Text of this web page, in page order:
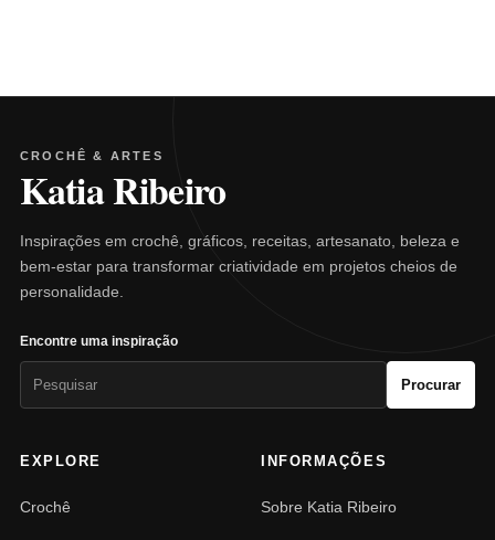
CROCHÊ & ARTES
Katia Ribeiro
Inspirações em crochê, gráficos, receitas, artesanato, beleza e
bem-estar para transformar criatividade em projetos cheios de
personalidade.
Encontre uma inspiração
Procurar
EXPLORE
Crochê
INFORMAÇÕES
Sobre Katia Ribeiro